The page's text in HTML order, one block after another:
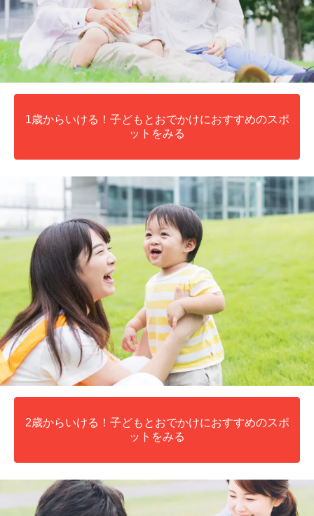
1歳からいける！子どもとおでかけにおすすめのスポ
ットをみる
2歳からいける！子どもとおでかけにおすすめのスポ
ットをみる